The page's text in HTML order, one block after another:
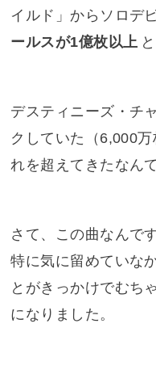
イルド」からソロデ
ールスが1億枚以上
デスティニーズ・チ
クしていた（6,000
れを超えてきたなん
さて、この曲なんで
特に気に留めていな
とがきっかけでむち
になりました。